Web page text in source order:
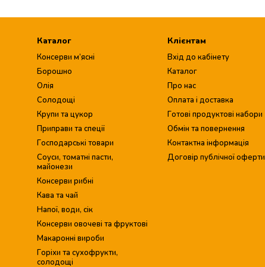
Каталог
Консерви м’ясні
Борошно
Олія
Солодощі
Крупи та цукор
Приправи та спеції
Господарські товари
Соуси, томатні пасти,
майонези
Консерви рибні
Кава та чай
Напої, води, сік
Консерви овочеві та фруктові
Макаронні вироби
Горіхи та сухофрукти,
солодощі
Клієнтам
Вхід до кабінету
Каталог
Про нас
Оплата і доставка
Готові продуктові набори
Обмін та повернення
Контактна інформація
Договір публічної оферти